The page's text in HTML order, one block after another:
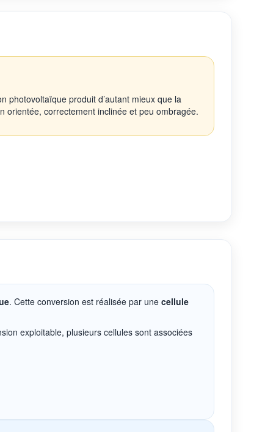
photovoltaïque produit d’autant mieux que la
orientée, correctement inclinée et peu ombragée.
. Cette conversion est réalisée par une cellule
exploitable, plusieurs cellules sont associées